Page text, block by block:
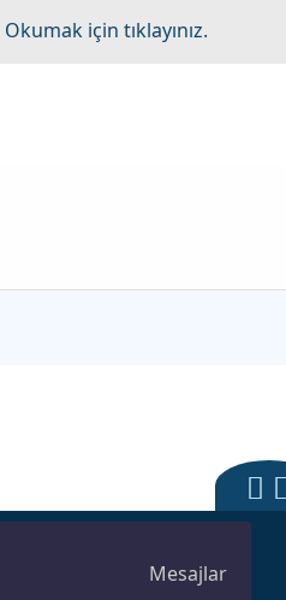
Okumak için tıklayınız.
Mesajlar